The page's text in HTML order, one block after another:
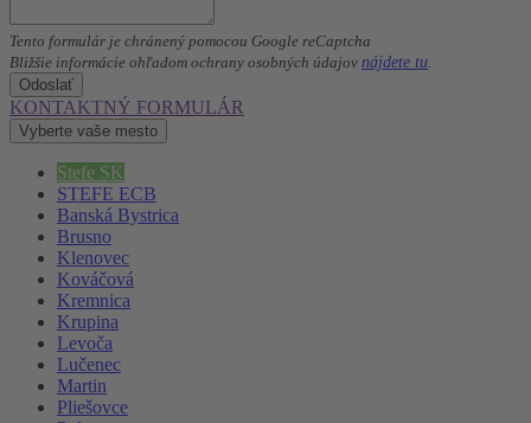
Tento formulár je chránený pomocou Google reCaptcha
Bližšie informácie ohľadom ochrany osobných údajov nájdete tu
Odoslať
KONTAKTNÝ FORMULÁR
Vyberte vaše mesto
Stefe SK
STEFE ECB
Banská Bystrica
Brusno
Klenovec
Kováčová
Kremnica
Krupina
Levoča
Lučenec
Martin
Pliešovce